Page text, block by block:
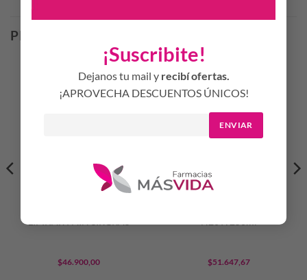
¡Suscribite!
Dejanos tu mail y recibí ofertas.
¡APROVECHA DESCUENTOS ÚNICOS!
ENVIAR
PRODUCTOS RELACIONADOS
LIPIKAR PAIN SIRGRAS
$46.900,00
H20 X 250ml
$51.647,67